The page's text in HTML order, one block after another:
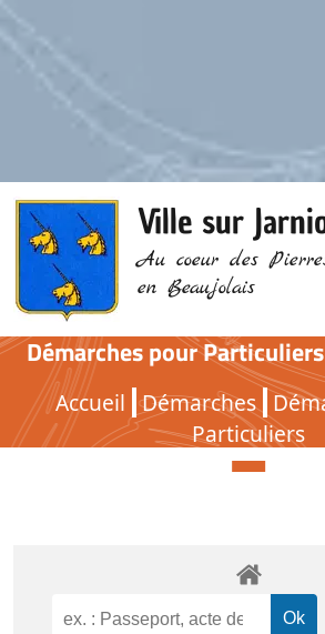
Ville sur
Au coeur des
en Beaujolais
Démarches pour Particuliers
Accueil Démarches
Particuliers
Démarches pour